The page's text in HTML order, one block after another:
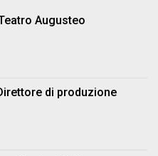
Augusteo
di produzione